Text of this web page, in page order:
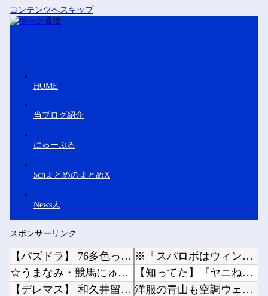
コンテンツへスキップ
HOME
当ブログ紹介
にゅーぷる
5chまとめのまとめX
News人
スポンサーリンク
【パズドラ】 76多色ってなんかコツとかあるんかね 完全に並べきるには15秒では足りないわ
☆うまなみ・競馬にゅーす速報 終了のお知らせ
【デレマス】 和久井留美「夢を作って、いつか遊んで」
※「スパロボはウィンキー時代のほうが良かった」←具体的には？他
【知ってた】『ヤニねこ』、BPOで問題視されるwww他
洋服の青山も空調ウェアを発売ｗｗｗｗｗｗ他